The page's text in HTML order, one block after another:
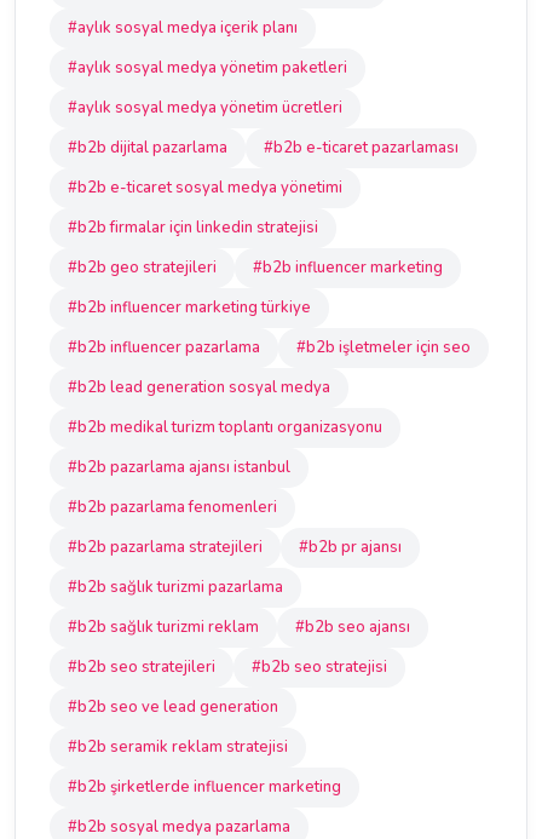
#aylık sosyal medya içerik planı
#aylık sosyal medya yönetim paketleri
#aylık sosyal medya yönetim ücretleri
#b2b dijital pazarlama
#b2b e-ticaret pazarlaması
#b2b e-ticaret sosyal medya yönetimi
#b2b firmalar için linkedin stratejisi
#b2b geo stratejileri
#b2b influencer marketing
#b2b influencer marketing türkiye
#b2b influencer pazarlama
#b2b işletmeler için seo
#b2b lead generation sosyal medya
#b2b medikal turizm toplantı organizasyonu
#b2b pazarlama ajansı istanbul
#b2b pazarlama fenomenleri
#b2b pazarlama stratejileri
#b2b pr ajansı
#b2b sağlık turizmi pazarlama
#b2b sağlık turizmi reklam
#b2b seo ajansı
#b2b seo stratejileri
#b2b seo stratejisi
#b2b seo ve lead generation
#b2b seramik reklam stratejisi
#b2b şirketlerde influencer marketing
#b2b sosyal medya pazarlama